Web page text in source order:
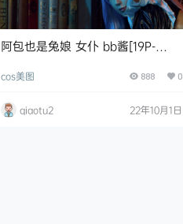
阿包也是兔娘 女仆 bb酱[19P-
cos美图 888 0
qiaotu2 22年10月1日